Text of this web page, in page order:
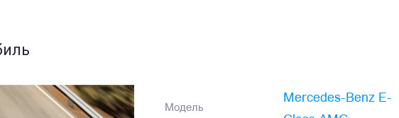
Модель
Mercedes-Benz E-